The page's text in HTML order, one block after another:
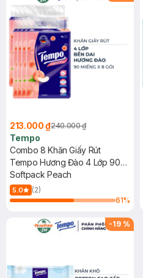
213.000 ₫240.000 ₫
Tempo
Combo 8 Khăn Giấy Rút
Tempo Hương Đào 4 Lớp 90
Miếng/Gói
Softpack Peach
5.0
(2)
61%
-19 %